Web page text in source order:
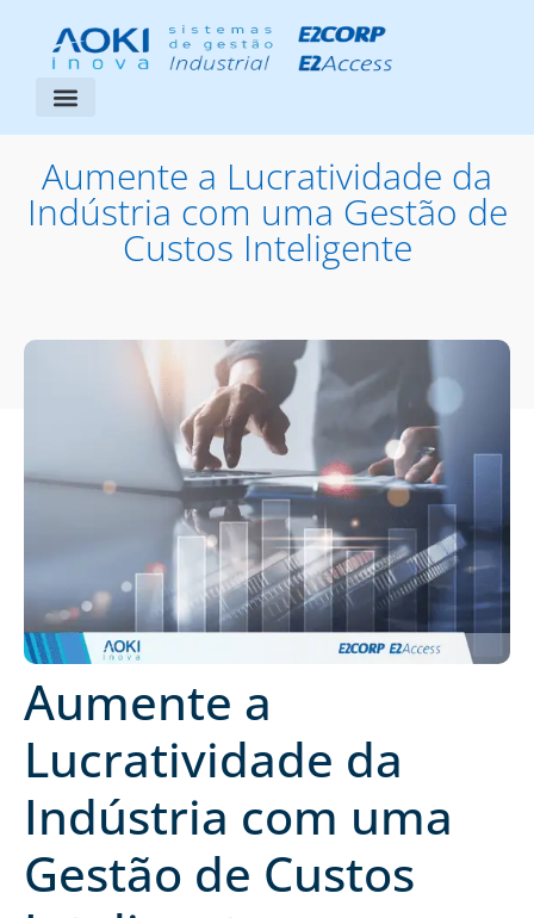
Aumente a Lucratividade da
Indústria com uma Gestão de
Custos Inteligente
Aumente a
Lucratividade da
Indústria com uma
Gestão de Custos